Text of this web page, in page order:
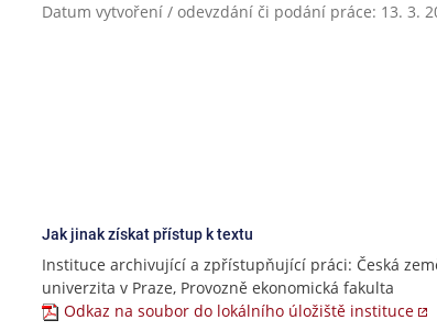
Datum vytvoření / odevzdání či podání práce: 13. 3.
Jak jinak získat přístup k textu
Instituce archivující a zpřístupňující práci: Česká
univerzita v Praze, Provozně ekonomická fakulta
Odkaz na soubor do lokálního úložiště instituce